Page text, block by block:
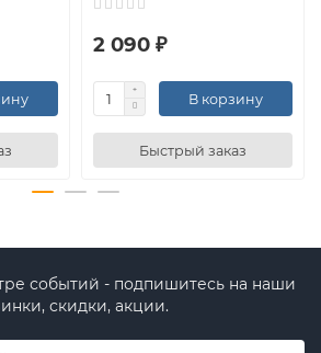
2 090 ₽
В корзину
Быстрый заказ
событий - подпишитесь на наши
скидки, акции.